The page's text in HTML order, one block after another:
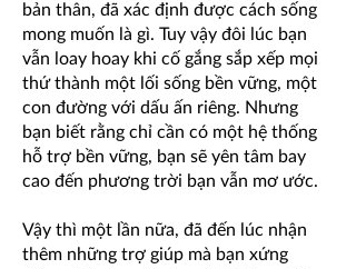
bản thân, đã xác định được cách sống
mong muốn là gì. Tuy vậy đôi lúc bạn
vẫn loay hoay khi cố gắng sắp xếp mọi
thứ thành một lối sống bền vững, một
con đường với dấu ấn riêng. Nhưng
bạn biết rằng chỉ cần có một hệ thống
hỗ trợ bền vững, bạn sẽ yên tâm bay
cao đến phương trời bạn vẫn mơ ước.
Vậy thì một lần nữa, đã đến lúc nhận
thêm những trợ giúp mà bạn xứng